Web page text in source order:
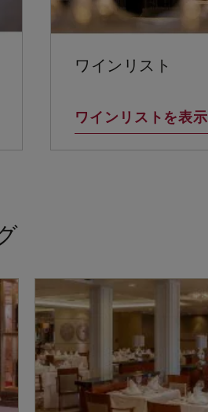
ワインリスト
ワインリストを表示